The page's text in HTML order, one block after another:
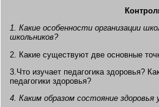
1. Какие особенности организации
школьников?
2. Какие существуют две основные
3.Что изучает педагогика здоровья?
педагогики здоровья?
4. Каким образом состояние